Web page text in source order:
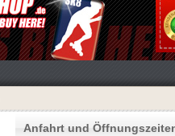
Anfahrt und